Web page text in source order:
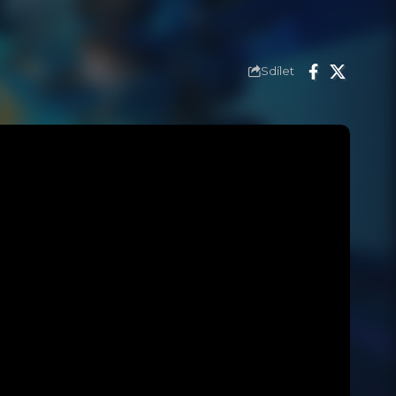
Sdílet